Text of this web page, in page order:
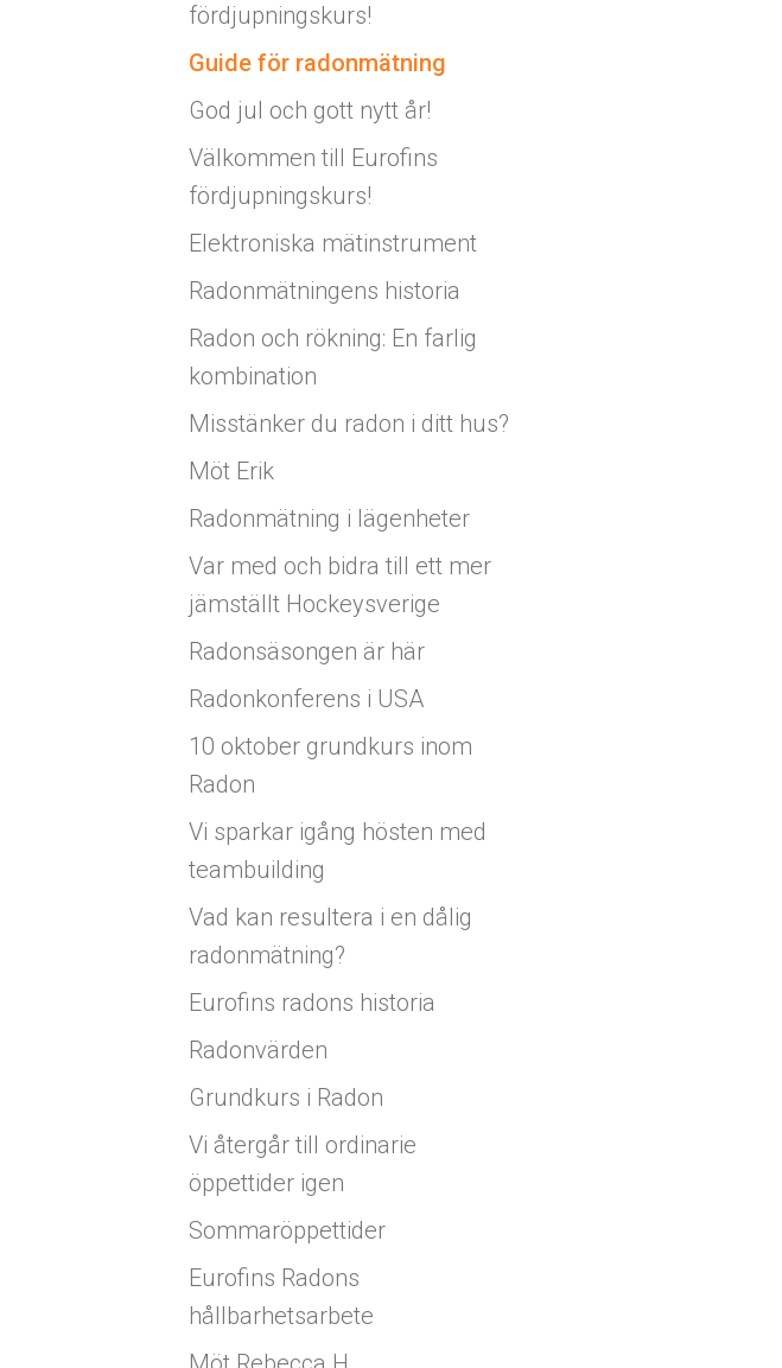
fördjupningskurs!
Guide för radonmätning
God jul och gott nytt år!
Välkommen till Eurofins
fördjupningskurs!
Elektroniska mätinstrument
Radonmätningens historia
Radon och rökning: En farlig
kombination
Misstänker du radon i ditt hus?
Möt Erik
Radonmätning i lägenheter
Var med och bidra till ett mer
jämställt Hockeysverige
Radonsäsongen är här
Radonkonferens i USA
10 oktober grundkurs inom
Radon
Vi sparkar igång hösten med
teambuilding
Vad kan resultera i en dålig
radonmätning?
Eurofins radons historia
Radonvärden
Grundkurs i Radon
Vi återgår till ordinarie
öppettider igen
Sommaröppettider
Eurofins Radons
hållbarhetsarbete